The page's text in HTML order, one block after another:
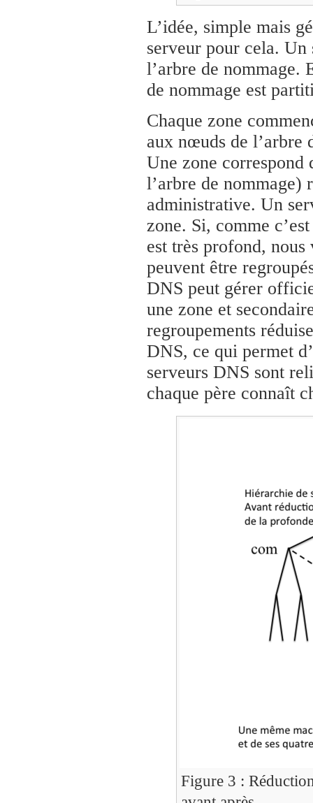
L’idée, simple mais
serveur pour cela. Un
l’arbre de nommage.
de nommage est
Chaque zone
aux nœuds de l’arbre
Une zone correspond
l’arbre de nommage)
administrative. Un
zone. Si, comme
est très profond,
peuvent être
DNS peut gérer
une zone et
regroupements
DNS, ce qui permet
serveurs DNS sont
chaque père connaît
Figure 3 :